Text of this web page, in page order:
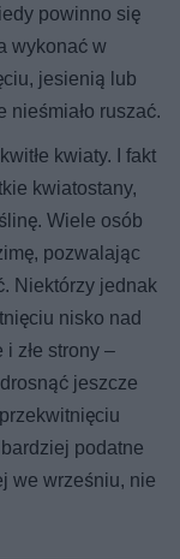
powinno się
wykonać w
jesienią lub
ruszać.
kwiaty. I fakt
kwiatostany,
Wiele osób
pozwalając
Niektórzy jednak
nisko nad
złe strony –
jeszcze
podatne
we wrześniu, nie